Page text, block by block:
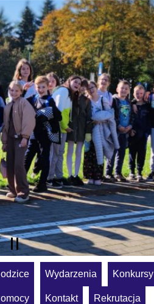
Wydarzenia Konkursy
Kontakt Rekrutacja